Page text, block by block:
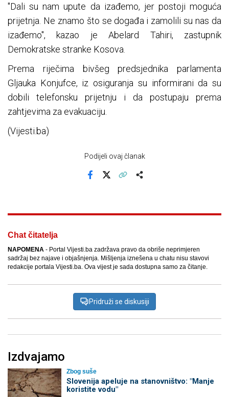
"Dali su nam upute da izađemo, jer postoji moguća
prijetnja. Ne znamo što se događa i zamolili su nas da
izađemo", kazao je Abelard Tahiri, zastupnik
Demokratske stranke Kosova.
Prema riječima bivšeg predsjednika parlamenta
Gljauka Konjufce, iz osiguranja su informirani da su
dobili telefonsku prijetnju i da postupaju prema
zahtjevima za evakuaciju.
(Vijesti.ba)
Podijeli ovaj članak
Chat čitatelja
NAPOMENA - Portal Vijesti.ba zadržava pravo da obriše neprimjeren
sadržaj bez najave i objašnjenja. Mišljenja iznešena u chatu nisu stavovi
redakcije portala Vijesti.ba. Ova vijest je sada dostupna samo za čitanje.
Pridruži se diskusiji
Izdvajamo
Zbog suše
Slovenija apeluje na stanovništvo: "Manje
koristite vodu"